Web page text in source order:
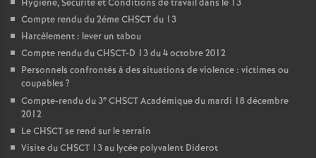
Hygiène, Sécurité et Conditions de travail dans le 13
Compte rendu du 2éme CHSCT du 13
Harcèlement : lever un tabou
Compte rendu du CHSCT-D 13 du 4 octobre 2012
Personnels confrontés à des situations de violence : victimes ou
coupables ?
Compte-rendu du 3e CHSCT Académique du mardi 18 décembre
2012
Le CHSCT se rend sur le terrain
Visite du CHSCT 13 au lycée polyvalent Diderot